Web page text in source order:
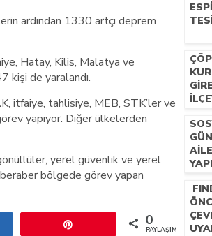
ardından 1330 artçı deprem
Hatay, Kilis, Malatya ve
kişi de yaralandı.
itfaiye, tahlisiye, MEB, STK’ler ve
yapıyor. Diğer ülkelerden
yerel güvenlik ve yerel
bölgede görev yapan
0
PAYLAŞIMLAR